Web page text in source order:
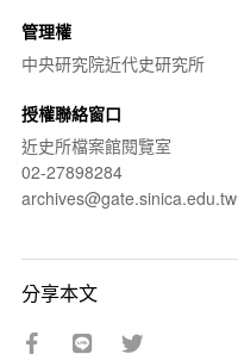
管理權
中央研究院近代史研究所
授權聯絡窗口
近史所檔案館閱覽室
02-27898284
archives@gate.sinica.edu.tw
分享本文